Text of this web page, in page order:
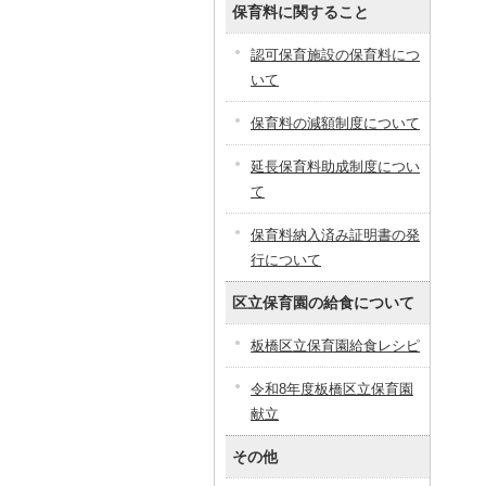
保育料に関すること
認可保育施設の保育料につ
いて
保育料の減額制度について
延長保育料助成制度につい
て
保育料納入済み証明書の発
行について
区立保育園の給食について
板橋区立保育園給食レシピ
令和8年度板橋区立保育園
献立
その他